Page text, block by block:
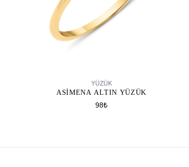
YÜZÜK
ASIMENA ALTIN YÜZÜK
98₺